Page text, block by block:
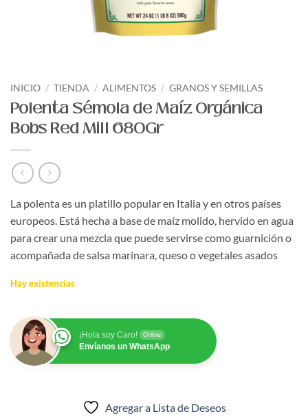
INICIO / TIENDA / ALIMENTOS / GRANOS Y SEMILLAS
Polenta Sémola de Maíz Orgánica
Bobs Red Mill 680Gr
La polenta es un platillo popular en Italia y en otros países
europeos. Está hecha a base de maíz molido, hervido en agua
para crear una mezcla que puede servirse como guarnición o
acompañada de salsa marinara, queso o vegetales asados
Hay existencias
¡Hola soy Caro! Online
Envíanos un WhatsApp
Agregar a Lista de Deseos